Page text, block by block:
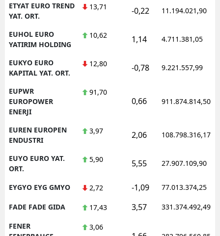
ETYAT EURO TREND
YAT. ORT.
13,71 -0,22 11.194.021,90
EUHOL EURO
YATIRIM HOLDING
10,62 1,14 4.711.381,05
EUKYO EURO
KAPITAL YAT. ORT.
12,80 -0,78 9.221.557,99
EUPWR
EUROPOWER
ENERJI
91,70
0,66 911.874.814,50
EUREN EUROPEN
ENDUSTRI
3,97 2,06 108.798.316,17
EUYO EURO YAT.
ORT.
5,90 5,55 27.907.109,90
EYGYO EYG GMYO 2,72 -1,09 77.013.374,25
FADE FADE GIDA 17,43 3,57 331.374.492,49
FENER
3,06